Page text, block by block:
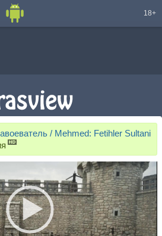
18+
/ Mehmed: Fetihler Sultani